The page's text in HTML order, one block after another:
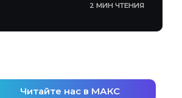
2 МИН ЧТЕНИЯ
Читайте нас в МАКС